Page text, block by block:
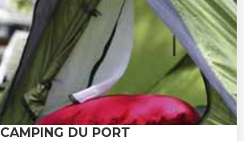
CAMPING DU PORT